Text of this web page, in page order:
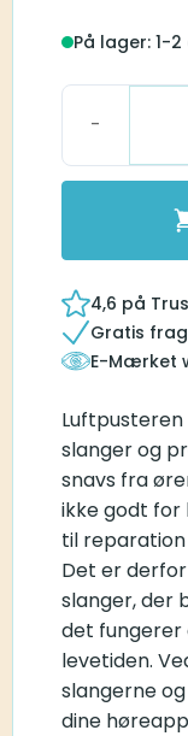
På lager: 1-
Luftpuster
4,6 på
Gratis
E-Mærket
slanger og
snavs fra
ikke godt
til
Det er
slanger, der
det
levetiden.
slangerne
dine